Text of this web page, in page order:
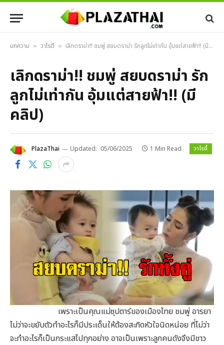
บทความ » วาไรตี้ » เลิกดราม่า!! ชมพู่ สยบดราม่า รักลูกไม่เท่ากัน อุ้มแต่สายฟ้า!! (มีคลิป)
เลิกดราม่า!! ชมพู่ สยบดราม่า รัก
ลูกไม่เท่ากัน อุ้มแต่สายฟ้า!! (มี
คลิป)
PlazaThai Updated: 05/06/2025 1 Min Read วาไรตี้
เพราะเป็นคุณแม่ซุปตาร์ของเมืองไทย ชมพู่ อารยา
ไม่ว่าจะขยับตัวทำอะไรก็มีประเด็นให้ต้องสะกิดหัวใจนิดหน่อย ที่ไม่ว่า
จะทำอะไรก็เป็นกระแสไปทุกอย่าง อาจเป็นเพราะลูกคนดังจึงมีชาว